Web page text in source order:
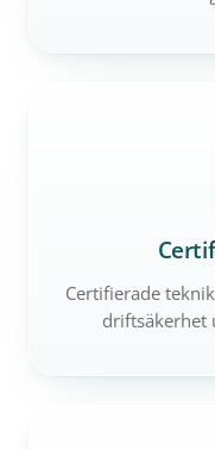
Certifierade
driftsäkerhet